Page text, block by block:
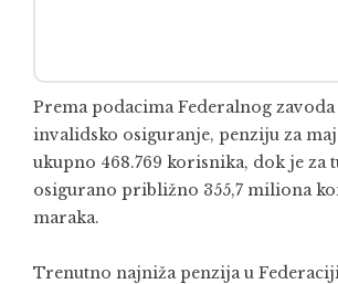
Prema podacima Federalnog
invalidsko osiguranje, penziju za
ukupno 468.769 korisnika, dok je za
osigurano približno 355,7 miliona
maraka.
Trenutno najniža penzija u